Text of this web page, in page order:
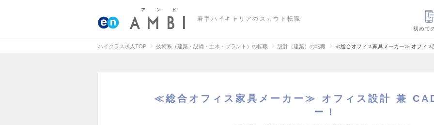
若手ハイキャリアのスカウト転職
初めて
ハイクラス求人TOP 技術系（建築・設備・土木・プラント）の転職 設計（建築）の転職 ≪総合オフィス家具メーカー≫ オフィス
≪総合オフィス家具メーカー≫ オフィス設計 兼
ー！